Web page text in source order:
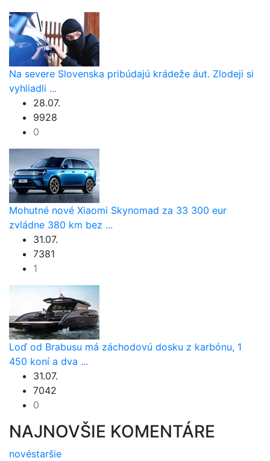
Na severe Slovenska pribúdajú krádeže áut. Zlodeji si
vyhliadli ...
28.07.
9928
0
Mohutné nové Xiaomi Skynomad za 33 300 eur
zvládne 380 km bez ...
31.07.
7381
1
Loď od Brabusu má záchodovú dosku z karbónu, 1
450 koní a dva ...
31.07.
7042
0
NAJNOVŠIE KOMENTÁRE
novéstaršie